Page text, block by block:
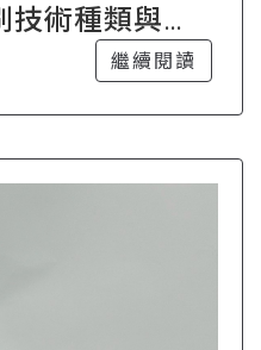
術種類與選
繼續閱讀